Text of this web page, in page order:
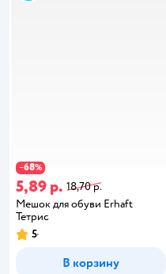
−68%
5,89 р. 18,70 р.
Мешок для обуви Erhaft
Тетрис
5
В корзину